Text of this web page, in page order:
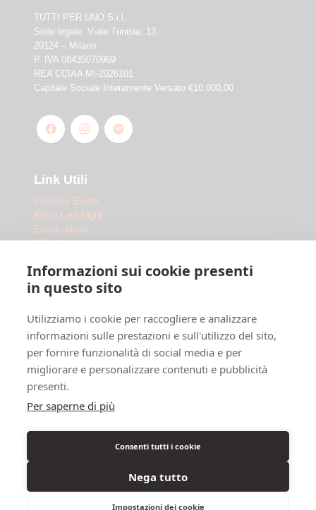
Informazioni sui cookie presenti
in questo sito
Utilizziamo i cookie per raccogliere e analizzare
informazioni sulle prestazioni e sull'utilizzo del sito,
per fornire funzionalità di social media e per
migliorare e personalizzare contenuti e pubblicità
presenti.
Per saperne di più
Consenti tutti i cookie
Nega tutto
Impostazioni dei cookie
TUTTI PER UNO S.r.l.
Sede legale: Viale Tunisia, 13
20124 – Milano
P. IVA 08435070969
REA CCIAA MI-2026101
Capitale Sociale Interamente Versato €10.000,00
Link Utili
Prossimi Eventi
About Last Night
Eventi privati
IED x Fabrique
Le Location
Ippodromo Snai San Siro
Ippodromo Snai La Maura
Dove siamo
F.A.Q.
Cookie Policy